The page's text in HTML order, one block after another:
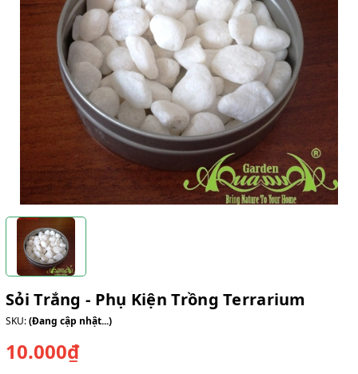
Sỏi Trắng - Phụ Kiện Trồng Terrarium
SKU:(Đang cập nhật...)
10.000₫